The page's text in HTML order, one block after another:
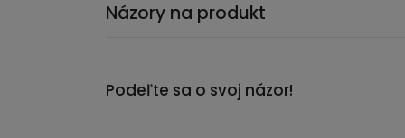
Názory na produkt
Podeľte sa o svoj názor!